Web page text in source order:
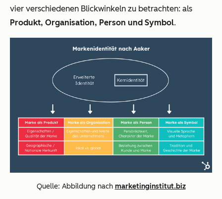
vier verschiedenen Blickwinkeln zu betrachten: als
Produkt, Organisation, Person und Symbol.
Quelle: Abbildung nach marketinginstitut.biz